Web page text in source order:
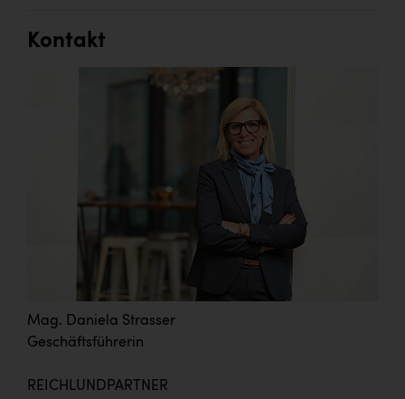
Kontakt
Mag. Daniela Strasser
Geschäftsführerin
REICHLUNDPARTNER